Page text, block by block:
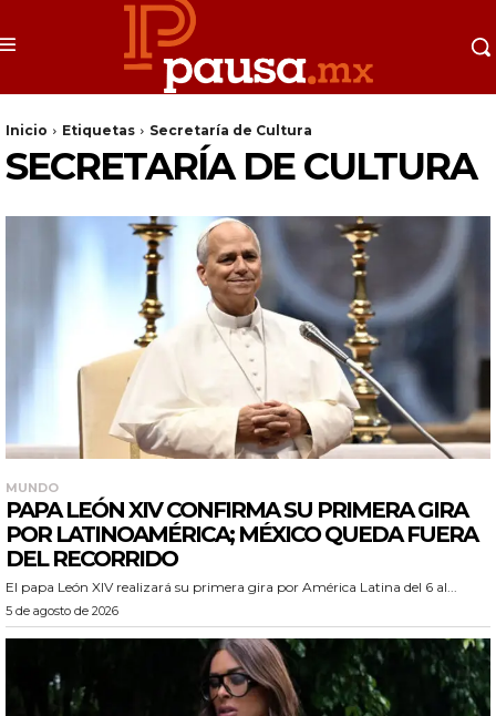
Inicio Etiquetas Secretaría de Cultura
SECRETARÍA DE CULTURA
MUNDO
PAPA LEÓN XIV CONFIRMA SU PRIMERA GIRA
POR LATINOAMÉRICA; MÉXICO QUEDA FUERA
DEL RECORRIDO
El papa León XIV realizará su primera gira por América Latina del 6 al...
5 de agosto de 2026